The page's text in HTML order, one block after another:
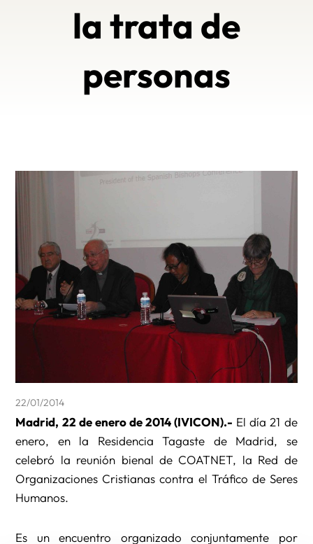
la trata de
personas
22/01/2014
Madrid, 22 de enero de 2014 (IVICON).- El día 21 de
enero, en la Residencia Tagaste de Madrid, se
celebró la reunión bienal de COATNET, la Red de
Organizaciones Cristianas contra el Tráfico de Seres
Humanos.
Es un encuentro organizado conjuntamente por